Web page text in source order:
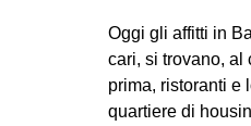
Oggi gli affitti in
cari, si trovano, al
prima, ristoranti e
quartiere di